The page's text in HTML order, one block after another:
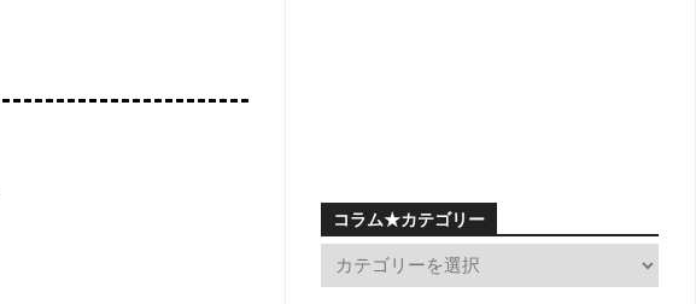
コラム★カテゴリー